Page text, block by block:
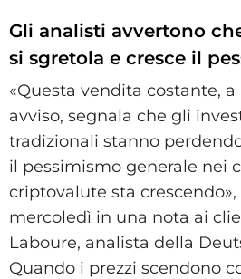
Gli analisti avvertono
si sgretola e cresce il
«Questa vendita costante, a
avviso, segnala che gli
tradizionali stanno
il pessimismo generale nei
criptovalute sta
mercoledì in una nota ai
Laboure, analista della
Quando i prezzi scendono